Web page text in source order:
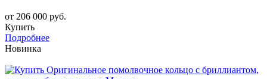
от 206 000 руб.
Купить
Подробнее
Новинка